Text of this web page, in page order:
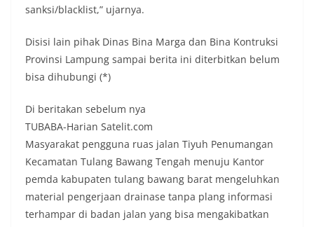
sanksi/blacklist,” ujarnya.
Disisi lain pihak Dinas Bina Marga dan Bina Kontruksi
Provinsi Lampung sampai berita ini diterbitkan belum
bisa dihubungi (*)
Di beritakan sebelum nya
TUBABA-Harian Satelit.com
Masyarakat pengguna ruas jalan Tiyuh Penumangan
Kecamatan Tulang Bawang Tengah menuju Kantor
pemda kabupaten tulang bawang barat mengeluhkan
material pengerjaan drainase tanpa plang informasi
terhampar di badan jalan yang bisa mengakibatkan